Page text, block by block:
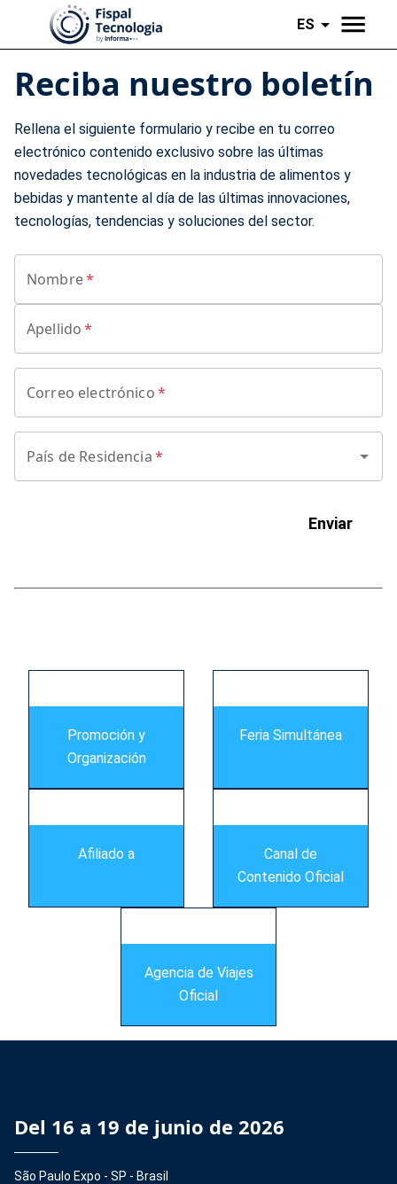
ES
Reciba nuestro boletín
Rellena el siguiente formulario y recibe en tu correo
electrónico contenido exclusivo sobre las últimas
novedades tecnológicas en la industria de alimentos y
bebidas y mantente al día de las últimas innovaciones,
tecnologías, tendencias y soluciones del sector.
Nombre*
Apellido*
Correo electrónico*
País de Residencia*
Enviar
Promoción y
Organización
Feria Simultánea
Afiliado a
Canal de
Contenido Oficial
Agencia de Viajes
Oficial
Del 16 a 19 de junio de 2026
São Paulo Expo - SP - Brasil